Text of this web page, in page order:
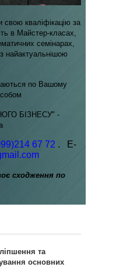
кваліфікацію за
в Майстер-класах,
семінарах,
найактуальнішою
по Вашому
БІЗНЕСУ" -
67 72 . E-
сходження по
та
основних